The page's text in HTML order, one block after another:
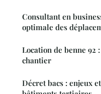
Consultant en
optimale des
Location de benne 92
chantier
Décret bacs : enjeux